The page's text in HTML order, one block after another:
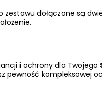
dołączone są
i ochrony dla Twojego
pewność kompleksowej